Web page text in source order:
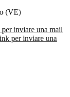
(VE)
inviare una mail
per inviare una